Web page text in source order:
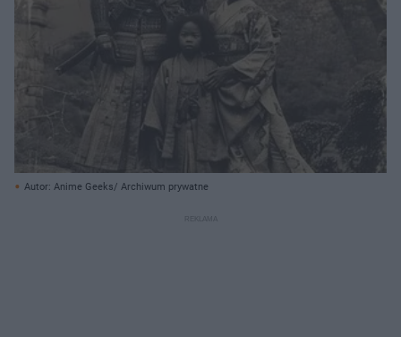
Autor: Anime Geeks/ Archiwum prywatne